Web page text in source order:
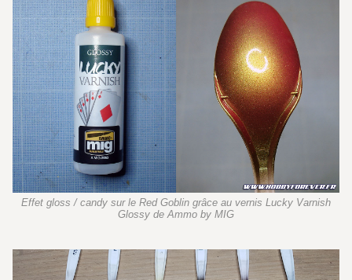
Effet gloss / candy sur le Red Goblin grâce au vernis Lucky Varnish
Glossy de Ammo by MIG